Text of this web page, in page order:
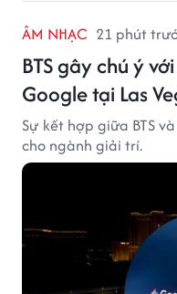
ÂM NHẠC 21 phút
BTS gây chú ý
Google tại Las
Sự kết hợp giữa BTS
cho ngành giải trí.